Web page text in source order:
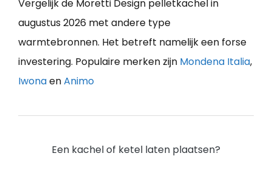
Vergelijk de Moretti Design pelletkachel in
augustus 2026 met andere type
warmtebronnen. Het betreft namelijk een forse
investering. Populaire merken zijn Mondena Italia,
IwonaenAnimo
Een kachel of ketel laten plaatsen?